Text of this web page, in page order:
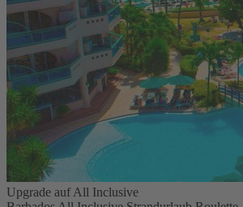
Upgrade auf All Inclusive